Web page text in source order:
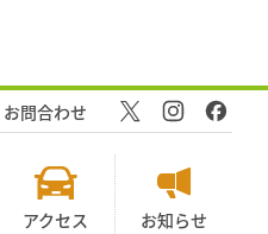
アクセス お知らせ
お問合わせ